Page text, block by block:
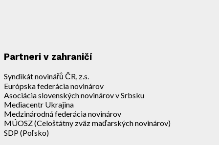
Partneri v zahraničí
Syndikát novinářů ČR, z.s.
Európska federácia novinárov
Asociácia slovenských novinárov v Srbsku
Mediacentr Ukrajina
Medzinárodná federácia novinárov
MÚOSZ (Celoštátny zväz maďarských novinárov)
SDP (Poľsko)